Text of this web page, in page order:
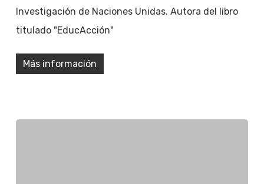
Investigación de Naciones Unidas. Autora del libro
titulado "EducAcción"
Más información